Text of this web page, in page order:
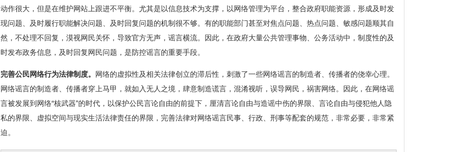
动作很大，但是在维护网站上跟进不平衡。尤其是以信息技术为支撑，以网络管理为平台，整合政府职能资源，形成及时发
现问题、及时履行职能解决问题、及时回复问题的机制很不够。有的职能部门甚至对焦点问题、热点问题、敏感问题顺其自
然，不处理不回复，漠视网民关怀，导致官方无声，谣言横流。因此，在政府大量公共管理事物、公务活动中，制度性的及
时发布政务信息，及时回复网民问题，是防控谣言的重要手段。
完善公民网络行为法律制度。 网络的虚拟性及相关法律创立的滞后性，刺激了一些网络谣言的制造者、传播者的侥幸心理。
网络谣言的制造者、传播者穿上马甲，就如入无人之境，肆意制造谎言，混淆视听，误导网民，祸害网络。因此，在网络谣
言被发展到网络“核武器”的时代，以保护公民言论自由的前提下，厘清言论自由与造谣中伤的界限、言论自由与侵犯他人隐
私的界限、虚拟空间与现实生活法律责任的界限，完善法律对网络谣言民事、行政、刑事等配套的规范，非常必要，非常紧
迫。